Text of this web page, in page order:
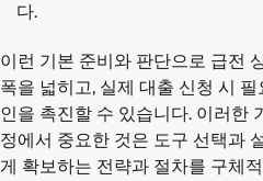
다.
이런 기본 준비와 판단으로 급전
폭을 넓히고, 실제 대출 신청 시
인을 촉진할 수 있습니다. 이러한
정에서 중요한 것은 도구 선택과
게 확보하는 전략과 절차를 구체